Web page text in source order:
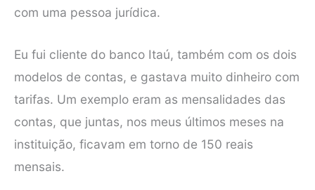
com uma pessoa jurídica.
Eu fui cliente do banco Itaú, também com os dois
modelos de contas, e gastava muito dinheiro com
tarifas. Um exemplo eram as mensalidades das
contas, que juntas, nos meus últimos meses na
instituição, ficavam em torno de 150 reais
mensais.